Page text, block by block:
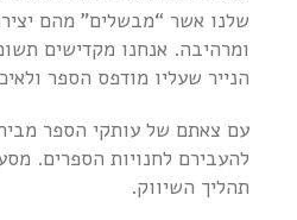
שלנו אשר “מבשלים” מהם
ומרהיבה. אנחנו מקדישים
הנייר שעליו מודפס הספר
עם צאתם של עותקי הספר
להעבירם לחנויות הספרים.
תהליך השיווק.